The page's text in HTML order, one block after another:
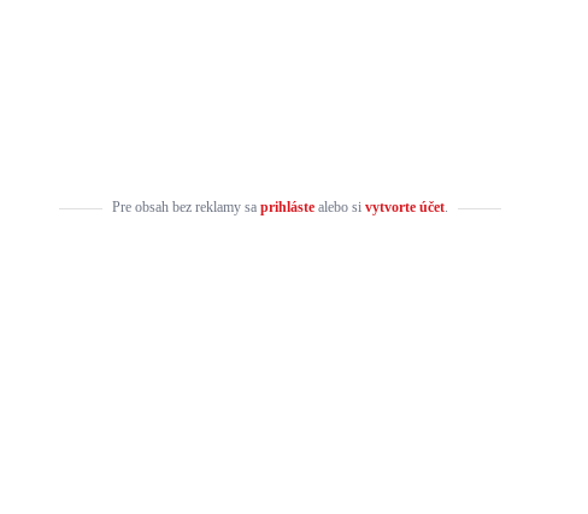
Pre obsah bez reklamy sa prihlástealebo si vytvorte účet.